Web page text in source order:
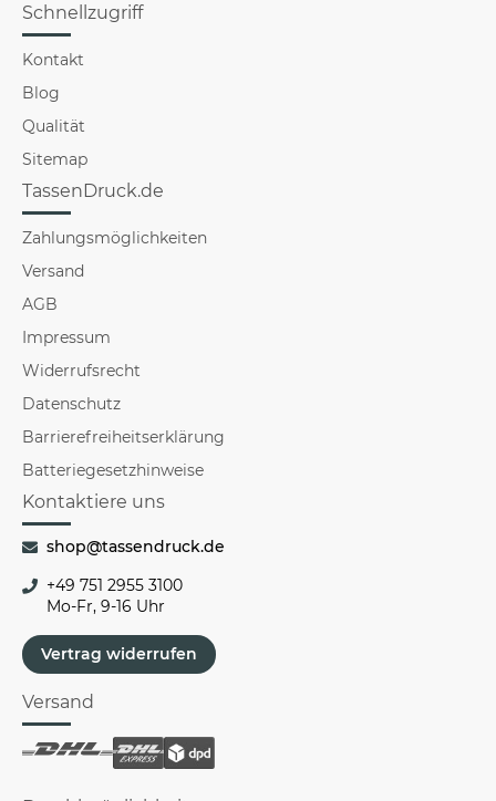
Schnellzugriff
Kontakt
Blog
Qualität
Sitemap
TassenDruck.de
Zahlungsmöglichkeiten
Versand
AGB
Impressum
Widerrufsrecht
Datenschutz
Barrierefreiheitserklärung
Batteriegesetzhinweise
Kontaktiere uns
shop@tassendruck.de
+49 751 2955 3100
Mo-Fr, 9-16 Uhr
Vertrag widerrufen
Versand